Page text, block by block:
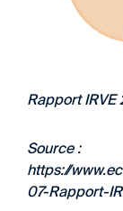
Rapport IRVE
Source :
https://
07-Rapport-